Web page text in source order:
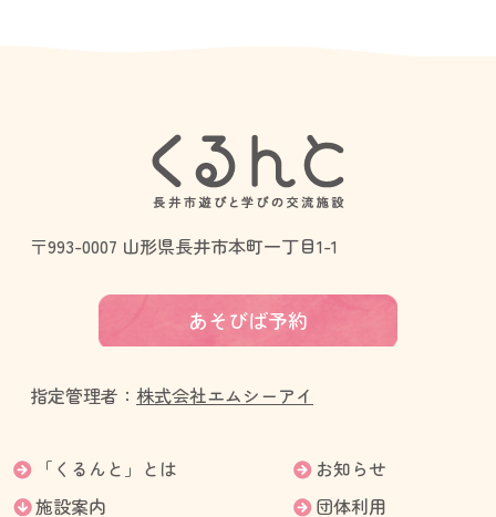
〒993-0007 山形県長井市本町一丁目1-1
あそびば予約
指定管理者： 株式会社エムシーアイ
「くるんと」とは
施設案内
お知らせ
団体利用